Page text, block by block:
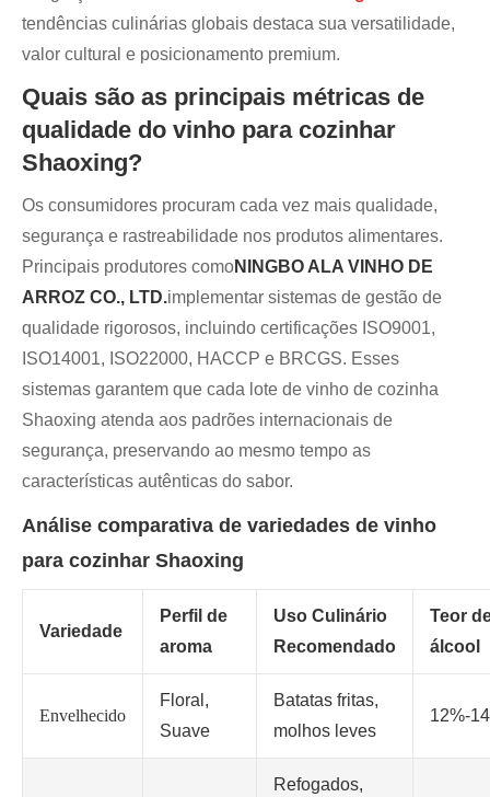
tendências culinárias globais destaca sua versatilidade,
valor cultural e posicionamento premium.
Quais são as principais métricas de
qualidade do vinho para cozinhar
Shaoxing?
Os consumidores procuram cada vez mais qualidade,
segurança e rastreabilidade nos produtos alimentares.
Principais produtores comoNINGBO ALA VINHO DE
ARROZ CO., LTD.implementar sistemas de gestão de
qualidade rigorosos, incluindo certificações ISO9001,
ISO14001, ISO22000, HACCP e BRCGS. Esses
sistemas garantem que cada lote de vinho de cozinha
Shaoxing atenda aos padrões internacionais de
segurança, preservando ao mesmo tempo as
características autênticas do sabor.
Análise comparativa de variedades de vinho
para cozinhar Shaoxing
Variedade
Perfil de
aroma
Uso Culinário
Recomendado
Teor
álcool
Envelhecido
Floral,
Suave
Batatas fritas,
molhos leves
12%-
Refogados,